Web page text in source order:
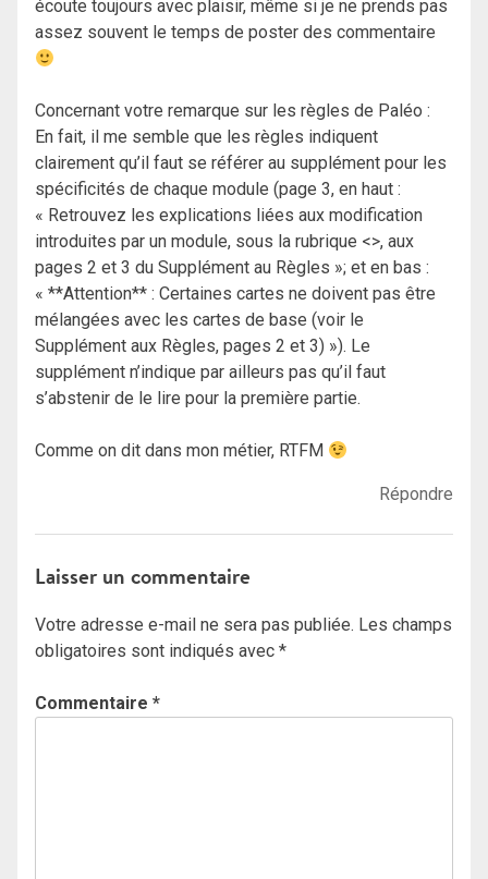
écoute toujours avec plaisir, même si je ne prends pas
assez souvent le temps de poster des commentaire
Concernant votre remarque sur les règles de Paléo :
En fait, il me semble que les règles indiquent
clairement qu’il faut se référer au supplément pour les
spécificités de chaque module (page 3, en haut :
« Retrouvez les explications liées aux modification
introduites par un module, sous la rubrique <>, aux
pages 2 et 3 du Supplément au Règles »; et en bas :
« **Attention** : Certaines cartes ne doivent pas être
mélangées avec les cartes de base (voir le
Supplément aux Règles, pages 2 et 3) »). Le
supplément n’indique par ailleurs pas qu’il faut
s’abstenir de le lire pour la première partie.
Comme on dit dans mon métier, RTFM
Répondre
Laisser un commentaire
Votre adresse e-mail ne sera pas publiée. Les champs
obligatoires sont indiqués avec *
Commentaire *